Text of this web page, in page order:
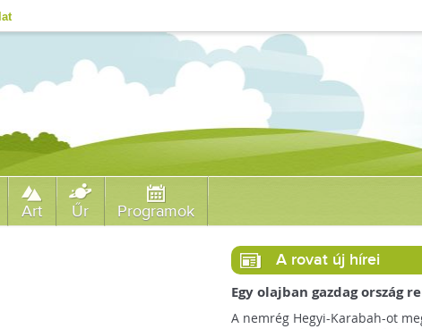
Art Űr Programok
A rovat új hírei
Egy olajban gazdag ország
jövőre a COP29 klímacsúcsot
A nemrég Hegyi-Karabah-ot